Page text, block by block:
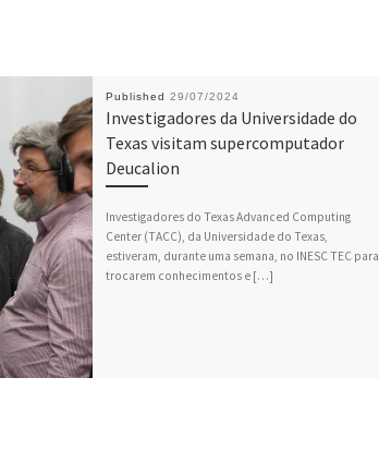
Published 29/07/2024
Investigadores da Universidade do
Texas visitam supercomputador
Deucalion
Investigadores do Texas Advanced Computing
Center (TACC), da Universidade do Texas,
estiveram, durante uma semana, no INESC TEC para
trocarem conhecimentos e […]